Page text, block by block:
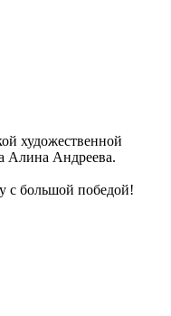
художественной
Алина Андреева.
с большой победой!